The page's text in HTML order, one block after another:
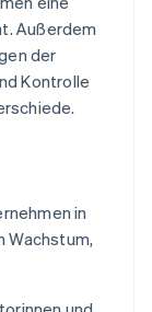
Außerdem
der
Kontrolle
in
Wachstum,